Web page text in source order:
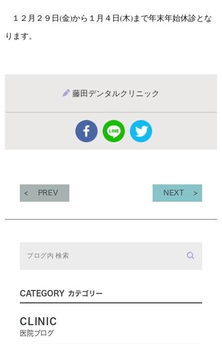
１２月２９日(金)から１月４日(木)まで年末年始休診とな
ります。
藤田デンタルクリニック
PREV NEXT
CATEGORY カテゴリー
CLINIC
医院ブログ